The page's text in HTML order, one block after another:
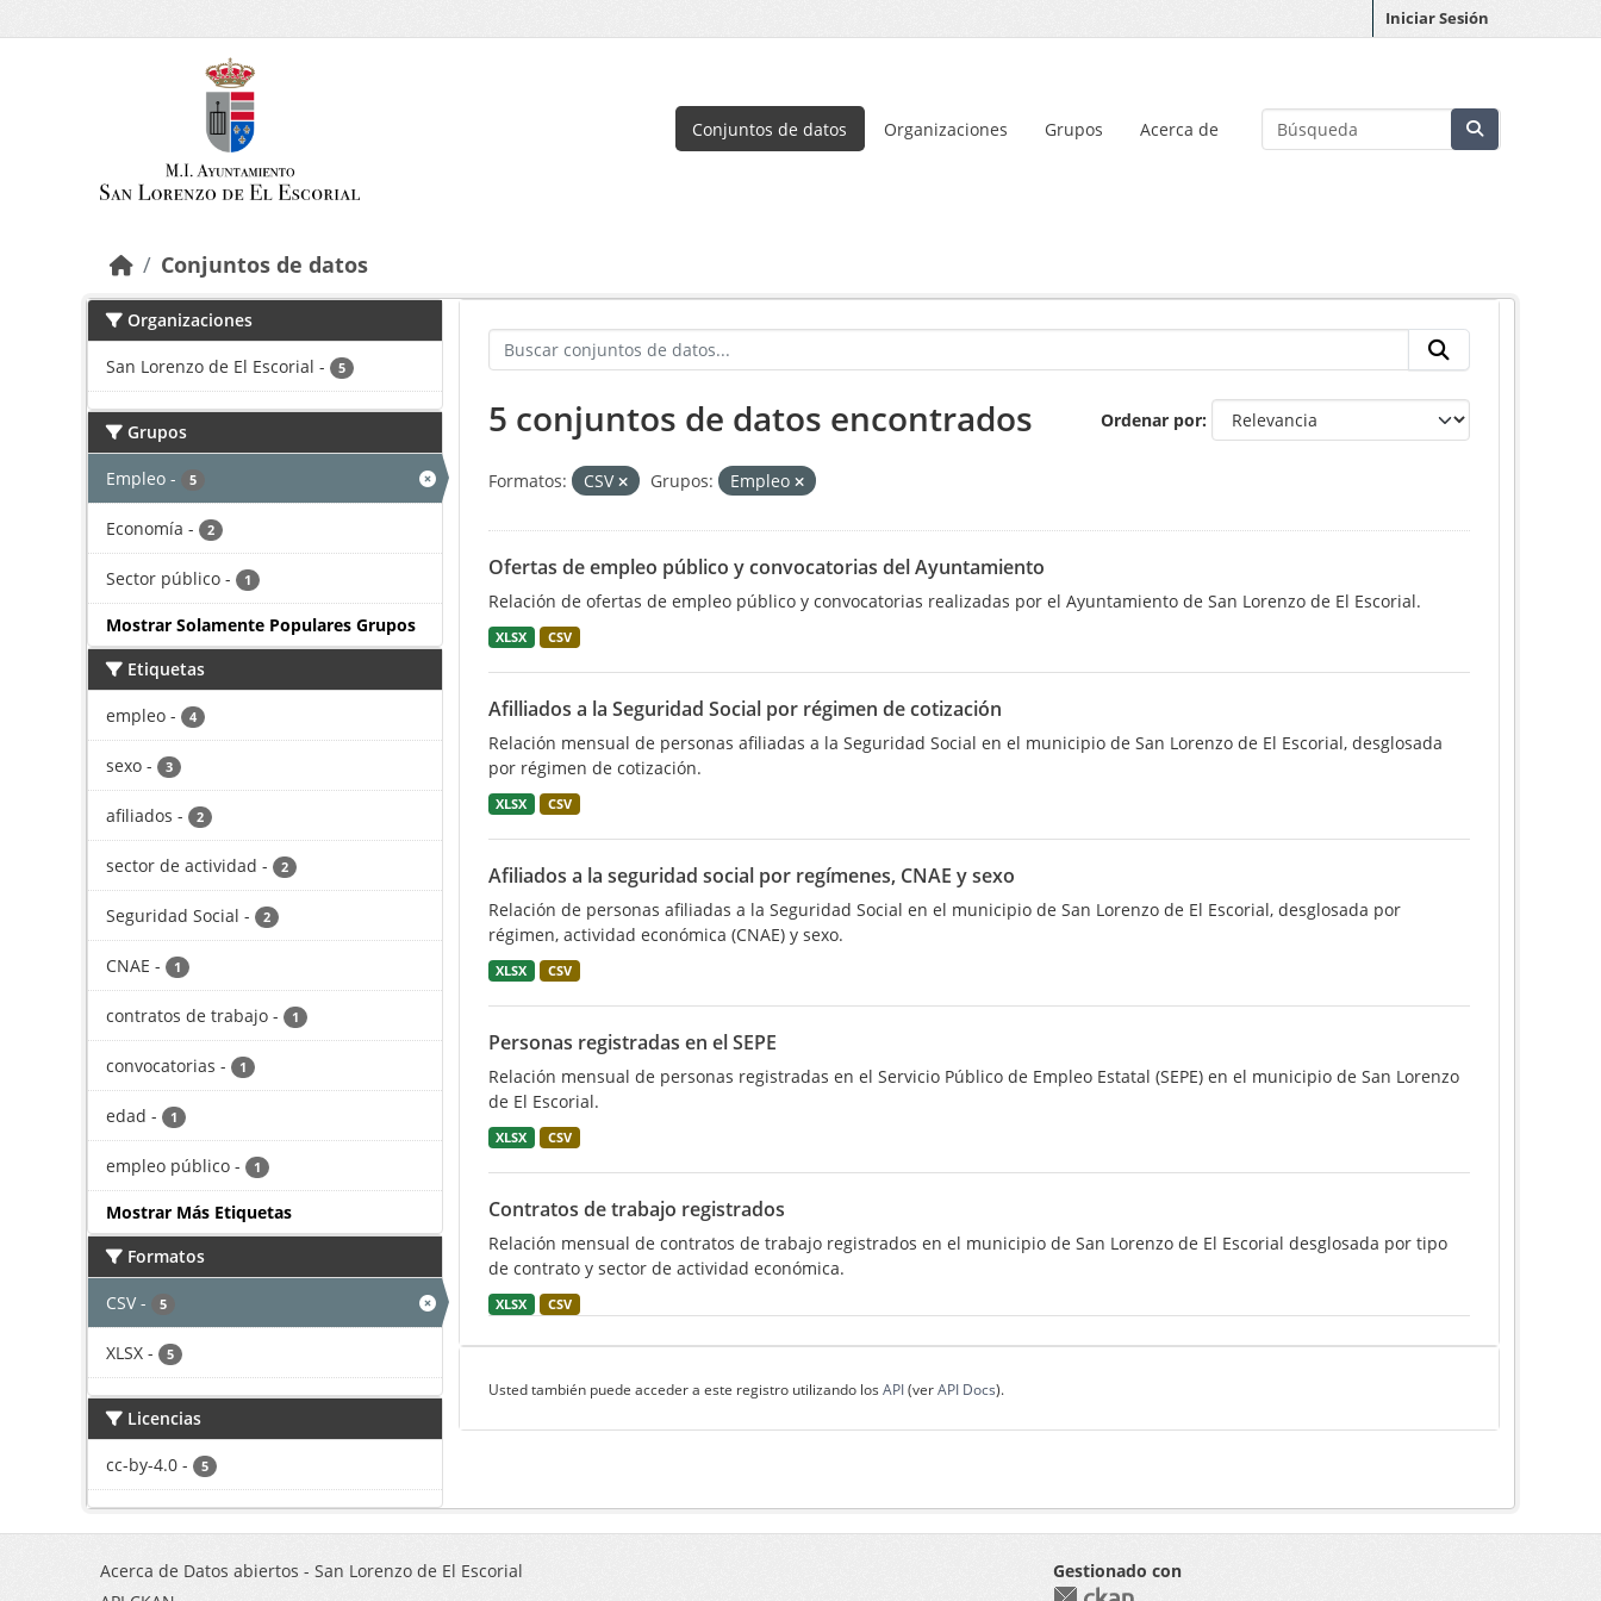
Iniciar Sesión
Conjuntos de datos Organizaciones Grupos Acerca de
Conjuntos de datos
Organizaciones
San Lorenzo de El Escorial - 5
Grupos
Empleo - 5
Economía - 2
Sector público - 1
Mostrar Solamente Populares Grupos
Etiquetas
empleo - 4
sexo - 3
afiliados - 2
sector de actividad - 2
Seguridad Social - 2
CNAE - 1
contratos de trabajo - 1
convocatorias - 1
edad - 1
empleo público - 1
Mostrar Más Etiquetas
Formatos
CSV - 5
XLSX - 5
Licencias
cc-by-4.0 - 5
Ordenar por
5 conjuntos de datos encontrados
Formatos: CSV Grupos: Empleo
Ofertas de empleo público y convocatorias del Ayuntamiento
Relación de ofertas de empleo público y convocatorias realizadas por el Ayuntamiento de San Lorenzo de El Escorial.
XLSX CSV
Afilliados a la Seguridad Social por régimen de cotización
Relación mensual de personas afiliadas a la Seguridad Social en el municipio de San Lorenzo de El Escorial, desglosada
por régimen de cotización.
XLSX CSV
Afiliados a la seguridad social por regímenes, CNAE y sexo
Relación de personas afiliadas a la Seguridad Social en el municipio de San Lorenzo de El Escorial, desglosada por
régimen, actividad económica (CNAE) y sexo.
XLSX CSV
Personas registradas en el SEPE
Relación mensual de personas registradas en el Servicio Público de Empleo Estatal (SEPE) en el municipio de San Lorenzo
de El Escorial.
XLSX CSV
Contratos de trabajo registrados
Relación mensual de contratos de trabajo registrados en el municipio de San Lorenzo de El Escorial desglosada por tipo
de contrato y sector de actividad económica.
XLSX CSV
Usted también puede acceder a este registro utilizando los API(verAPI Docs).
Acerca de Datos abiertos - San Lorenzo de El Escorial
Gestionado con